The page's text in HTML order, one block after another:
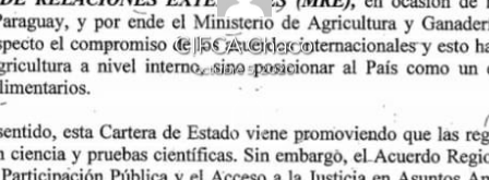
CIFCA Chaco
octubre 5, 2020